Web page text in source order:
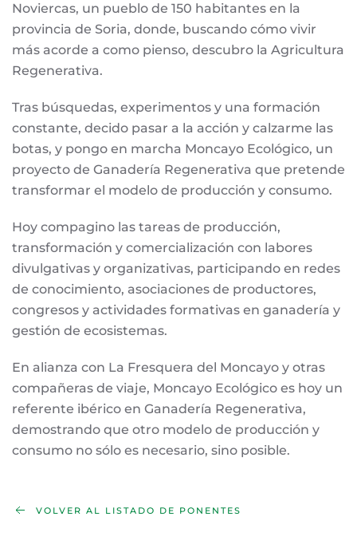
Noviercas, un pueblo de 150 habitantes en la
provincia de Soria, donde, buscando cómo vivir
más acorde a como pienso, descubro la Agricultura
Regenerativa.
Tras búsquedas, experimentos y una formación
constante, decido pasar a la acción y calzarme las
botas, y pongo en marcha Moncayo Ecológico, un
proyecto de Ganadería Regenerativa que pretende
transformar el modelo de producción y consumo.
Hoy compagino las tareas de producción,
transformación y comercialización con labores
divulgativas y organizativas, participando en redes
de conocimiento, asociaciones de productores,
congresos y actividades formativas en ganadería y
gestión de ecosistemas.
En alianza con La Fresquera del Moncayo y otras
compañeras de viaje, Moncayo Ecológico es hoy un
referente ibérico en Ganadería Regenerativa,
demostrando que otro modelo de producción y
consumo no sólo es necesario, sino posible.
VOLVER AL LISTADO DE PONENTES